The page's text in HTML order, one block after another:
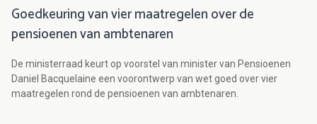
Goedkeuring van vier maatregelen over de
pensioenen van ambtenaren
De ministerraad keurt op voorstel van minister van Pensioenen
Daniel Bacquelaine een voorontwerp van wet goed over vier
maatregelen rond de pensioenen van ambtenaren.